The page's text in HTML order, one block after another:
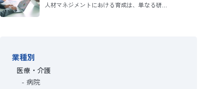
人材マネジメントにおける育成は、単なる研…
業種別
医療・介護
病院